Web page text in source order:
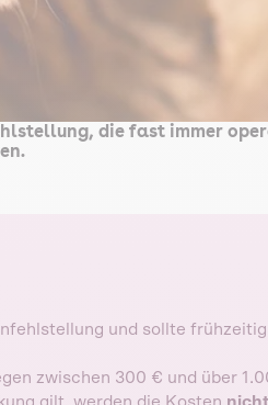
die fast immer
und sollte
zwischen 300 € und über
gilt, werden die Kosten nicht